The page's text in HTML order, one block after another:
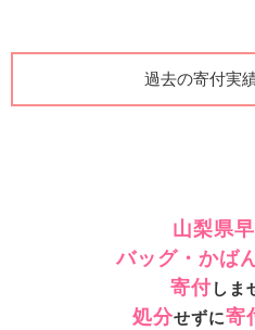
過去の寄付実
山梨県早
バッグ・かば
寄付しま
処分せずに寄